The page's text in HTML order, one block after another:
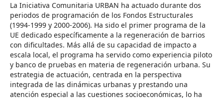
La Iniciativa Comunitaria URBAN ha actuado durante dos
periodos de programación de los Fondos Estructurales
(1994-1999 y 2000-2006). Ha sido el primer programa de la
UE dedicado específicamente a la regeneración de barrios
con dificultades. Más allá de su capacidad de impacto a
escala local, el programa ha servido como experiencia piloto
y banco de pruebas en materia de regeneración urbana. Su
estrategia de actuación, centrada en la perspectiva
integrada de las dinámicas urbanas y prestando una
atención especial a las cuestiones socioeconómicas, lo ha